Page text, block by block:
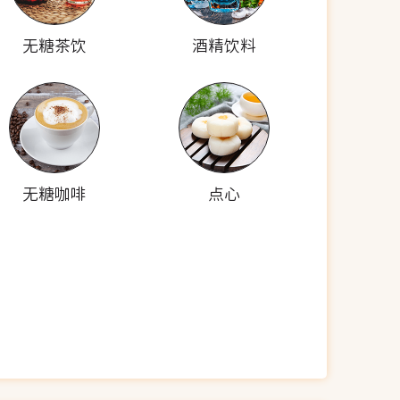
无糖茶饮 酒精饮料
无糖咖啡 点心